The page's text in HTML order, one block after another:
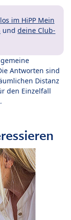
im HiPP Mein
und deine Club-
Antworten sind
Distanz
den Einzelfall